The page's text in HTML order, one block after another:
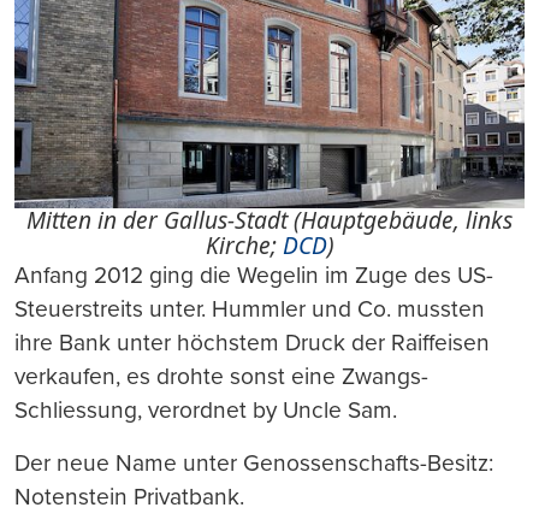
Mitten in der Gallus-Stadt (Hauptgebäude, links
Kirche;DCD)
Anfang 2012 ging die Wegelin im Zuge des US-
Steuerstreits unter. Hummler und Co. mussten
ihre Bank unter höchstem Druck der Raiffeisen
verkaufen, es drohte sonst eine Zwangs-
Schliessung, verordnet by Uncle Sam.
Der neue Name unter Genossenschafts-Besitz:
Notenstein Privatbank.